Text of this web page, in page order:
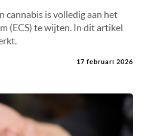
cannabis is volledig aan het
(ECS) te wijten. In dit artikel
17 februari 2026